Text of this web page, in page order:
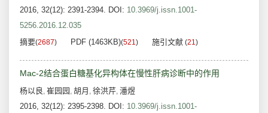
2016, 32(12): 2391-2394. DOI: 10.3969/j.issn.1001-
5256.2016.12.035
摘要(2687) PDF (1463KB)(521) 施引文献 (21)
Mac-2结合蛋白糖基化异构体在慢性肝病诊断中的作用
杨以良, 崔园园 , 胡月 , 徐洪芹, 潘煜
2016, 32(12): 2395-2398. DOI: 10.3969/j.issn.1001-